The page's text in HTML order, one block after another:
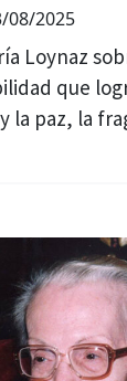
08/2025
Loynaz
que
la paz, la